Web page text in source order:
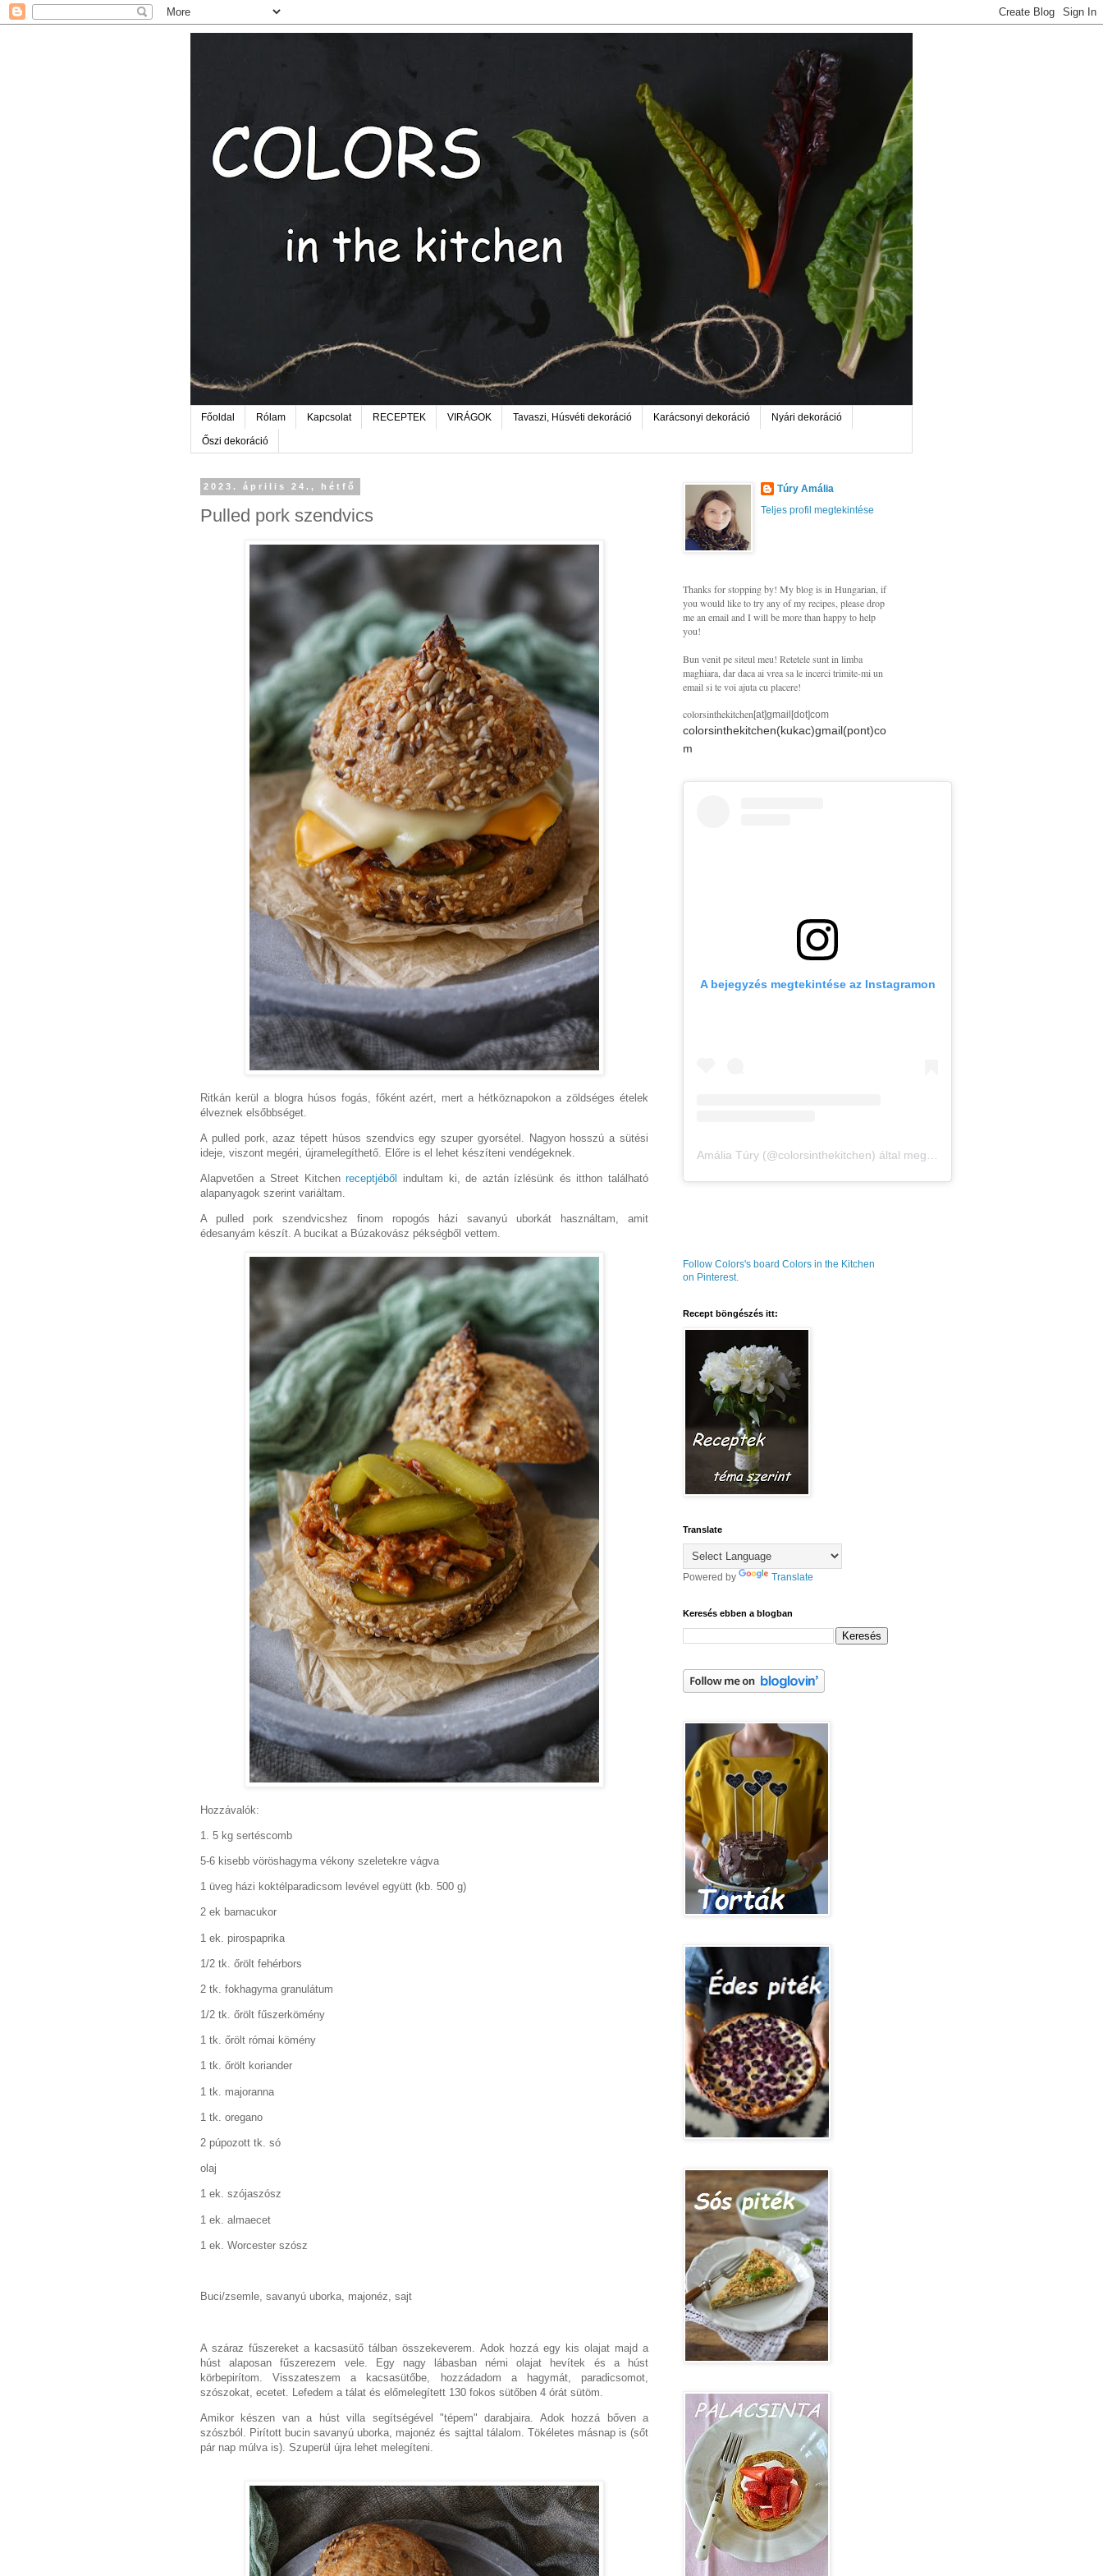
Főoldal Rólam Kapcsolat RECEPTEK VIRÁGOK Tavaszi, Húsvéti dekoráció Karácsonyi dekoráció Nyári dekoráció
Őszi dekoráció
2023. április 24., hétfő
Pulled pork szendvics
Ritkán kerül a blogra húsos fogás, főként azért, mert a hétköznapokon a zöldséges ételek
élveznek elsőbbséget.
A pulled pork, azaz tépett húsos szendvics egy szuper gyorsétel. Nagyon hosszú a sütési
ideje, viszont megéri, újramelegíthető. Előre is el lehet készíteni vendégeknek.
Alapvetően a Street Kitchenreceptjéből
indultam ki, de aztán ízlésünk és itthon található
alapanyagok szerint variáltam.
A pulled pork szendvicshez finom ropogós házi savanyú uborkát használtam, amit
édesanyám készít. A bucikat a Búzakovász pékségből vettem.
Hozzávalók:
1. 5 kg sertéscomb
5-6 kisebb vöröshagyma vékony szeletekre vágva
1 üveg házi koktélparadicsom levével együtt (kb. 500 g)
2 ek barnacukor
1 ek. pirospaprika
1/2 tk. őrölt fehérbors
2 tk. fokhagyma granulátum
1/2 tk. őrölt fűszerkömény
1 tk. őrölt római kömény
1 tk. őrölt koriander
1 tk. majoranna
1 tk. oregano
2 púpozott tk. só
olaj
1 ek. szójaszósz
1 ek. almaecet
1 ek. Worcester szósz
Buci/zsemle, savanyú uborka, majonéz, sajt
A száraz fűszereket a kacsasütő tálban összekeverem. Adok hozzá egy kis olajat majd a
húst alaposan fűszerezem vele. Egy nagy lábasban némi olajat hevítek és a húst
körbepirítom. Visszateszem a kacsasütőbe, hozzádadom a hagymát, paradicsomot,
szószokat, ecetet. Lefedem a tálat és előmelegített 130 fokos sütőben 4 órát sütöm.
Amikor készen van a húst villa segítségével "tépem" darabjaira. Adok hozzá bőven a
szószból. Pirított bucin savanyú uborka, majonéz és sajttal tálalom. Tökéletes másnap is (sőt
pár nap múlva is). Szuperül újra lehet melegíteni.
Túry Amália
Teljes profil megtekintése
Thanks for stopping by! My blog is in Hungarian, if
you would like to try any of my recipes, please drop
me an email and I will be more than happy to help
you!
Bun venit pe siteul meu! Retetele sunt in limba
maghiara, dar daca ai vrea sa le incerci trimite-mi un
email si te voi ajuta cu placere!
colorsinthekitchen[at]gmail[dot]com
colorsinthekitchen(kukac)gmail(pont)co
m
A bejegyzés megtekintése az Instagramon
Amália Túry (@colorsinthekitchen) által megosztott bejegyzés
Follow Colors's board Colors in the Kitchen
on Pinterest.
Recept böngészés itt:
Translate
Powered by Translate
Keresés ebben a blogban